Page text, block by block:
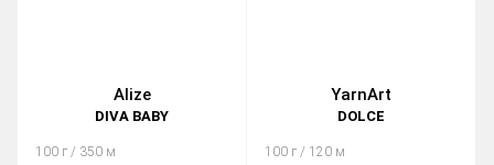
Alize
DIVA BABY
100 г / 350 м
YarnArt
DOLCE
100 г / 120 м